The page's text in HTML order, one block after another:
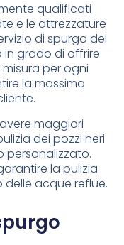
qualificati
e le attrezzature
di spurgo dei
in grado di offrire
per ogni
la massima
maggiori
dei pozzi neri
personalizzato.
la pulizia
acque reflue.